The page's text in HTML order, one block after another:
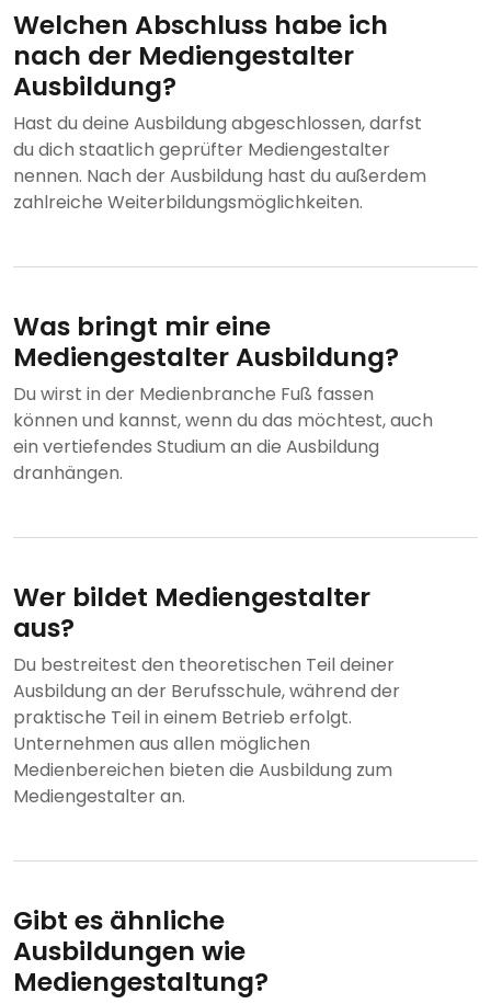
Welchen Abschluss habe ich
nach der Mediengestalter
Ausbildung?
Hast du deine Ausbildung abgeschlossen, darfst
du dich staatlich geprüfter Mediengestalter
nennen. Nach der Ausbildung hast du außerdem
zahlreiche Weiterbildungsmöglichkeiten.
Was bringt mir eine
Mediengestalter Ausbildung?
Du wirst in der Medienbranche Fuß fassen
können und kannst, wenn du das möchtest, auch
ein vertiefendes Studium an die Ausbildung
dranhängen.
Wer bildet Mediengestalter
aus?
Du bestreitest den theoretischen Teil deiner
Ausbildung an der Berufsschule, während der
praktische Teil in einem Betrieb erfolgt.
Unternehmen aus allen möglichen
Medienbereichen bieten die Ausbildung zum
Mediengestalter an.
Gibt es ähnliche
Ausbildungen wie
Mediengestaltung?